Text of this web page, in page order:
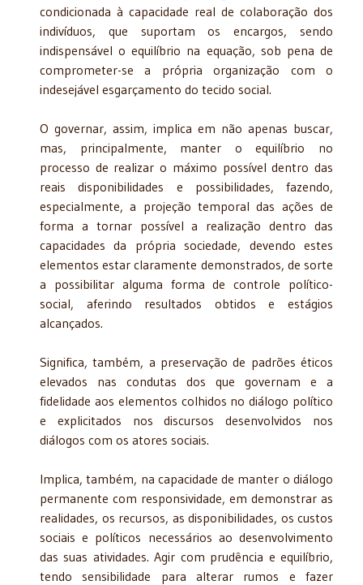
condicionada à capacidade real de colaboração dos
indivíduos, que suportam os encargos, sendo
indispensável o equilíbrio na equação, sob pena de
comprometer-se a própria organização com o
indesejável esgarçamento do tecido social.
O governar, assim, implica em não apenas buscar,
mas, principalmente, manter o equilíbrio no
processo de realizar o máximo possível dentro das
reais disponibilidades e possibilidades, fazendo,
especialmente, a projeção temporal das ações de
forma a tornar possível a realização dentro das
capacidades da própria sociedade, devendo estes
elementos estar claramente demonstrados, de sorte
a possibilitar alguma forma de controle político-
social, aferindo resultados obtidos e estágios
alcançados.
Significa, também, a preservação de padrões éticos
elevados nas condutas dos que governam e a
fidelidade aos elementos colhidos no diálogo político
e explicitados nos discursos desenvolvidos nos
diálogos com os atores sociais.
Implica, também, na capacidade de manter o diálogo
permanente com responsividade, em demonstrar as
realidades, os recursos, as disponibilidades, os custos
sociais e políticos necessários ao desenvolvimento
das suas atividades. Agir com prudência e equilíbrio,
tendo sensibilidade para alterar rumos e fazer